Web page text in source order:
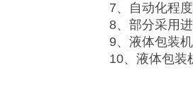
7、自动化程
8、部分采用
9、液体包装
10、液体包装